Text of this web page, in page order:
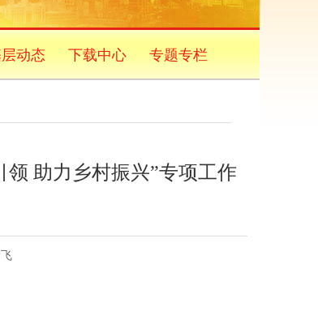
动态 下载中心 专题专栏
助力乡村振兴”专项工作